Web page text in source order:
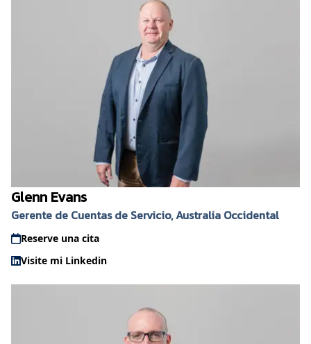
Glenn Evans
Gerente de Cuentas de Servicio, Australia Occidental
Reserve una cita
Visite mi Linkedin